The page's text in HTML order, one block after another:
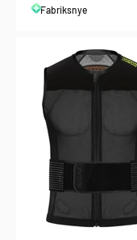
Fabriksnye